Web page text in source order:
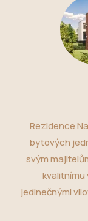
Rezidence
bytových
svým
kvalitnímu
jedinečnými